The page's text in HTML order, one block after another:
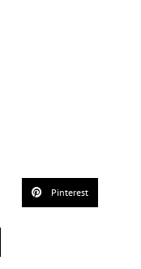
Pinterest